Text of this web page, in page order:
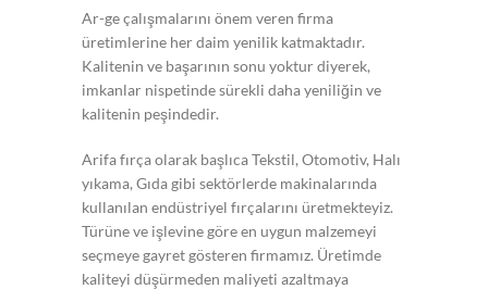
Ar-ge çalışmalarını önem veren firma
üretimlerine her daim yenilik katmaktadır.
Kalitenin ve başarının sonu yoktur diyerek,
imkanlar nispetinde sürekli daha yeniliğin ve
kalitenin peşindedir.
Arifa fırça olarak başlıca Tekstil, Otomotiv, Halı
yıkama, Gıda gibi sektörlerde makinalarında
kullanılan endüstriyel fırçalarını üretmekteyiz.
Türüne ve işlevine göre en uygun malzemeyi
seçmeye gayret gösteren firmamız. Üretimde
kaliteyi düşürmeden maliyeti azaltmaya